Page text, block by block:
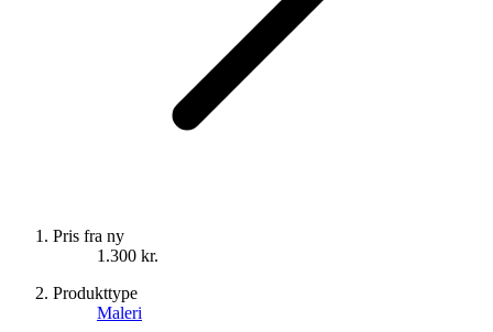
Pris fra ny
1.300 kr.
Produkttype
Maleri